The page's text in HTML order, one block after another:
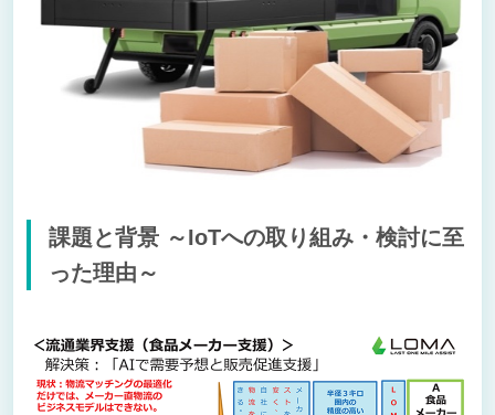
障害・メンテナンス情報
課題と背景 ～IoTへの取り組み・検討に至
った理由～